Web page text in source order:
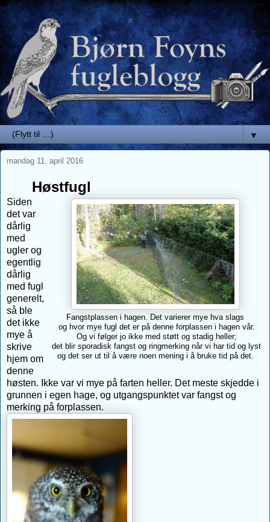
▼
mandag 11. april 2016
Høstfugl
Fangstplassen i hagen. Det varierer mye hva slags
og hvor mye fugl det er på denne forplassen i hagen vår.
Og vi følger jo ikke med støtt og stadig heller;
det blir sporadisk fangst og ringmerking når vi har tid og lyst
og det ser ut til å være noen mening i å bruke tid på det.
Siden
det var
dårlig
med
ugler og
egentlig
dårlig
med fugl
generelt,
så ble
det ikke
mye å
skrive
hjem om
denne
høsten. Ikke var vi mye på farten heller. Det meste skjedde i
grunnen i egen hage, og utgangspunktet var fangst og
merking på forplassen.